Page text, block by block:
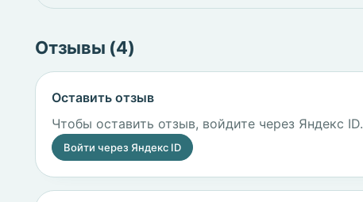
Отзывы (4)
Оставить отзыв
Чтобы оставить отзыв, войдите через Яндекс ID.
Войти через Яндекс ID